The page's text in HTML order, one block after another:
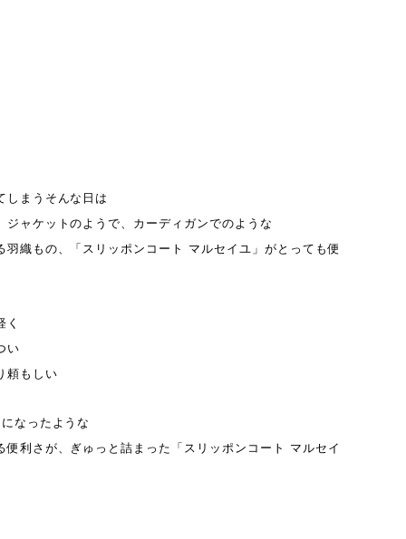
しまうそんな日は
ジャケットのようで、カーディガンでのような
羽織もの、「スリッポンコート マルセイユ」がとっても便
く
い
頼もしい
なったような
便利さが、ぎゅっと詰まった「スリッポンコート マルセイ